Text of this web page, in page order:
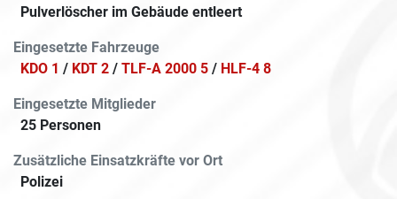
Pulverlöscher im Gebäude entleert
Eingesetzte Fahrzeuge
KDO 1 / KDT 2 / TLF-A 2000 5 / HLF-4 8
Eingesetzte Mitglieder
25 Personen
Zusätzliche Einsatzkräfte vor Ort
Polizei